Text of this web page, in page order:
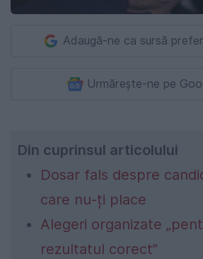
Adaugă-ne ca sursă
Urmărește-ne pe
Din cuprinsul articolului
Dosar fals despre
care nu-ți place
Alegeri organizate
rezultatul corect”